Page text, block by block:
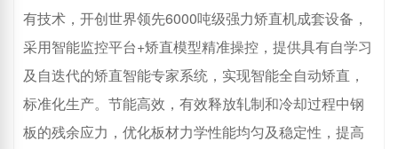
有技术，开创世界领先6000吨级强力矫直机成套设备，
采用智能监控平台+矫直模型精准操控，提供具有自学习
及自迭代的矫直智能专家系统，实现智能全自动矫直，
标准化生产。节能高效，有效释放轧制和冷却过程中钢
板的残余应力，优化板材力学性能均匀及稳定性，提高